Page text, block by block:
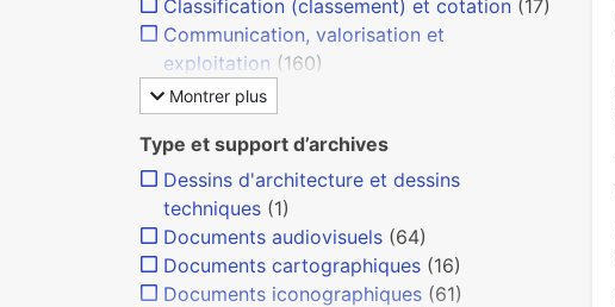
Classification (classement) et cotation (17)
Communication, valorisation et
exploitation (160)
Montrer plus
Type et support d’archives
Dessins d'architecture et dessins
techniques (1)
Documents audiovisuels (64)
Documents cartographiques (16)
Documents iconographiques (61)